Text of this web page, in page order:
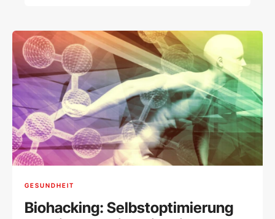
GESUNDHEIT
Biohacking: Selbstoptimierung